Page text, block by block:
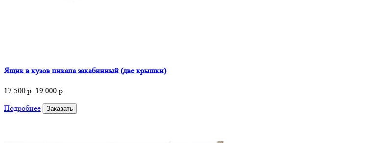
Ящик в кузов пикапа закабинный (две крышки)
17 500 р. 19 000 р.
Подробнее
Заказать